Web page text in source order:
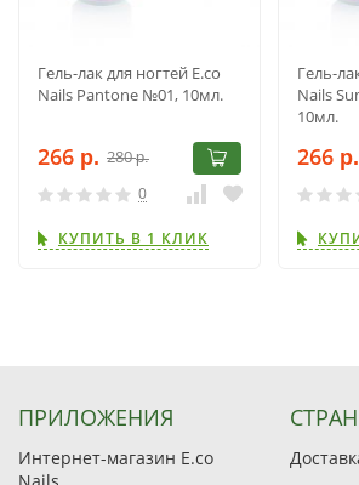
Гель-лак для ногтей E.co
Nails Pantone №01, 10мл.
266 р. 280р.
0
КУПИТЬ В 1 КЛИК
Гель-
Nails
10мл.
266 р.
ПРИЛОЖЕНИЯ
Интернет-магазин E.co